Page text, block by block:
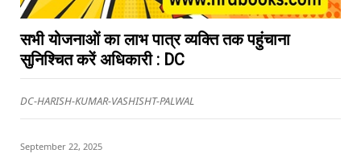
सभी योजनाओं का लाभ पात्र व्यक्ति तक पहुंचाना
सुनिश्चित करें अधिकारी : DC
DC-HARISH-KUMAR-VASHISHT-PALWAL
September 22, 2025